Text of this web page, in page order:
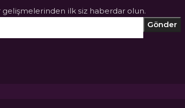
ilk siz haberdar olun.